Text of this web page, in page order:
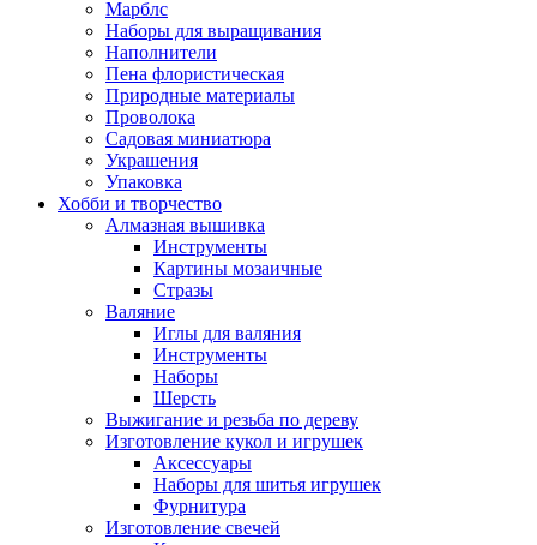
Марблс
Наборы для выращивания
Наполнители
Пена флористическая
Природные материалы
Проволока
Садовая миниатюра
Украшения
Упаковка
Хобби и творчество
Алмазная вышивка
Инструменты
Картины мозаичные
Стразы
Валяние
Иглы для валяния
Инструменты
Наборы
Шерсть
Выжигание и резьба по дереву
Изготовление кукол и игрушек
Аксессуары
Наборы для шитья игрушек
Фурнитура
Изготовление свечей